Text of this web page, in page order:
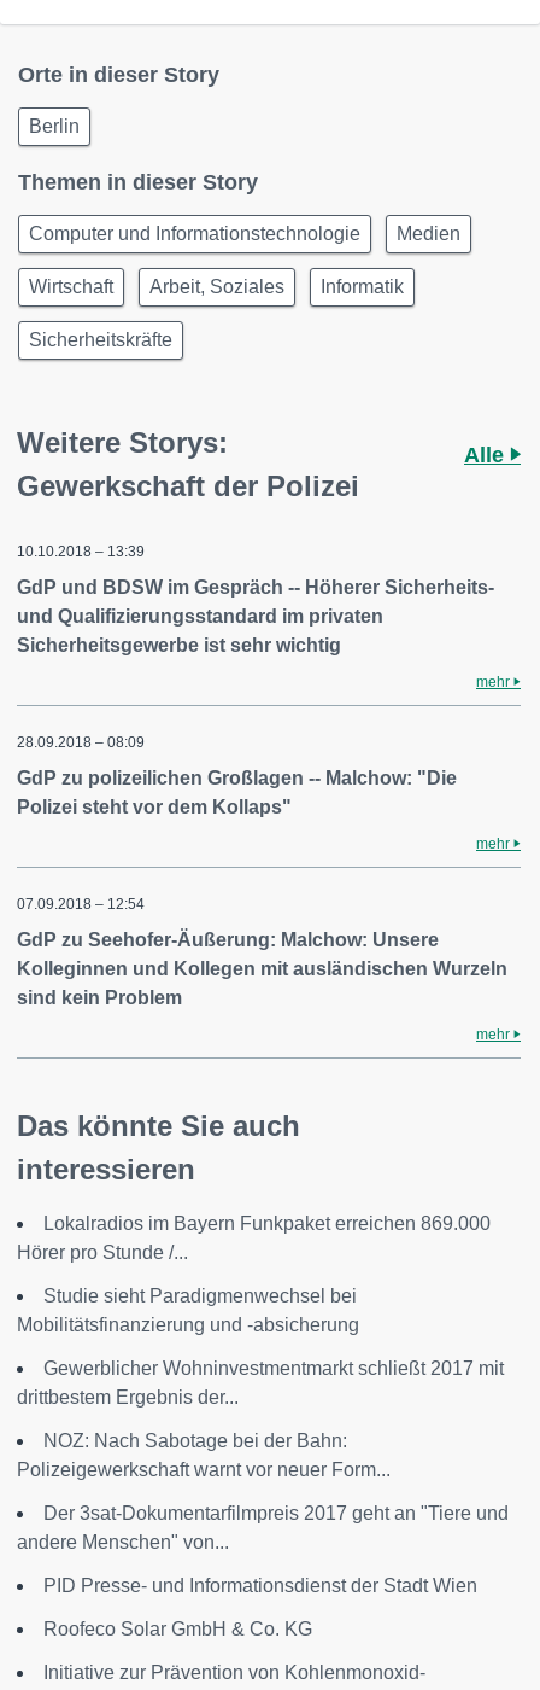
Orte in dieser Story
Berlin
Themen in dieser Story
Computer und Informationstechnologie Medien
Wirtschaft Arbeit, Soziales Informatik
Sicherheitskräfte
Weitere Storys:
Gewerkschaft der Polizei
Alle
10.10.2018 – 13:39
GdP und BDSW im Gespräch -- Höherer Sicherheits-
und Qualifizierungsstandard im privaten
Sicherheitsgewerbe ist sehr wichtig
mehr
28.09.2018 – 08:09
GdP zu polizeilichen Großlagen -- Malchow: "Die
Polizei steht vor dem Kollaps"
mehr
07.09.2018 – 12:54
GdP zu Seehofer-Äußerung: Malchow: Unsere
Kolleginnen und Kollegen mit ausländischen Wurzeln
sind kein Problem
mehr
Das könnte Sie auch
interessieren
Lokalradios im Bayern Funkpaket erreichen 869.000
Hörer pro Stunde /...
Studie sieht Paradigmenwechsel bei
Mobilitätsfinanzierung und -absicherung
Gewerblicher Wohninvestmentmarkt schließt 2017 mit
drittbestem Ergebnis der...
NOZ: Nach Sabotage bei der Bahn:
Polizeigewerkschaft warnt vor neuer Form...
Der 3sat-Dokumentarfilmpreis 2017 geht an "Tiere und
andere Menschen" von...
PID Presse- und Informationsdienst der Stadt Wien
Roofeco Solar GmbH & Co. KG
Initiative zur Prävention von Kohlenmonoxid-